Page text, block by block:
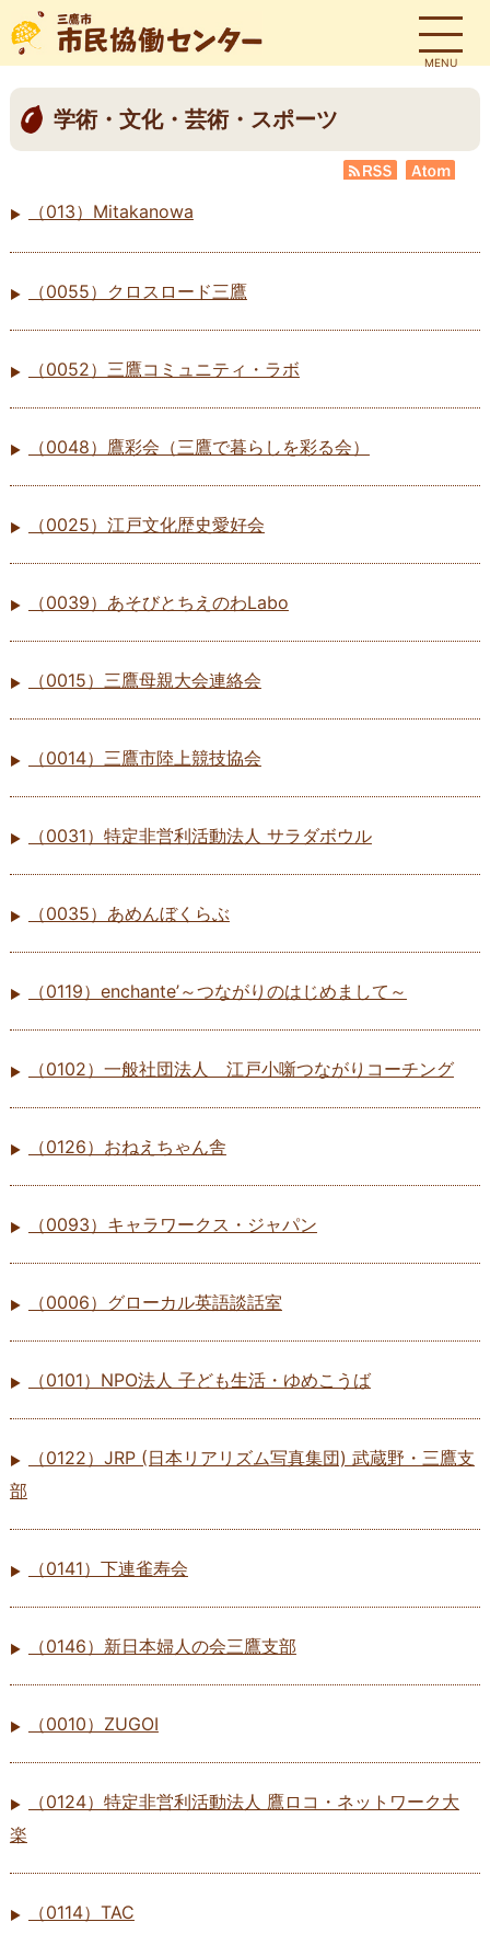
MENU
学術・文化・芸術・スポーツ
（013）Mitakanowa
（0055）クロスロード三鷹
（0052）三鷹コミュニティ・ラボ
（0048）鷹彩会（三鷹で暮らしを彩る会）
（0025）江戸文化歴史愛好会
（0039）あそびとちえのわLabo
（0015）三鷹母親大会連絡会
（0014）三鷹市陸上競技協会
（0031）特定非営利活動法人 サラダボウル
（0035）あめんぼくらぶ
（0119）enchante’～つながりのはじめまして～
（0102）一般社団法人 江戸小噺つながりコーチング
（0126）おねえちゃん舎
（0093）キャラワークス・ジャパン
（0006）グローカル英語談話室
（0101）NPO法人 子ども生活・ゆめこうば
（0122）JRP (日本リアリズム写真集団) 武蔵野・三鷹支
部
（0141）下連雀寿会
（0146）新日本婦人の会三鷹支部
（0010）ZUGOI
（0124）特定非営利活動法人 鷹ロコ・ネットワーク大
楽
（0114）TAC